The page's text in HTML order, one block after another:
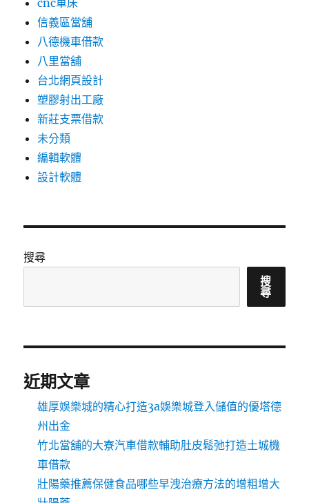
cnc車床
信義區當舖
八德機車借款
八里當舖
台北網頁設計
塑膠射出工廠
新莊支票借款
未分類
編輯軟體
設計軟體
搜尋
搜
尋
近期文章
雄厚娛樂城的精心打造3a娛樂城登入儲值的優塔德
州出金
竹北當舖的大寮汽車借款輔助肚皮鬆弛打造土城機
車借款
壯陽藥推薦保健食品哪些早洩治療方法的增粗增大